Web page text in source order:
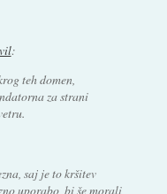
:
teh domen,
za strani
saj je to kršitev
uporabo, bi še morali